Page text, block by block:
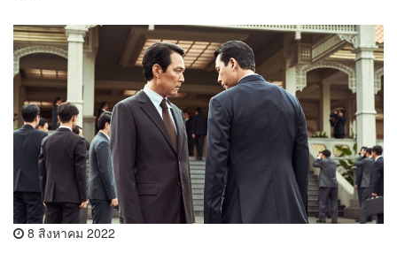
8 สิงหาคม 2022